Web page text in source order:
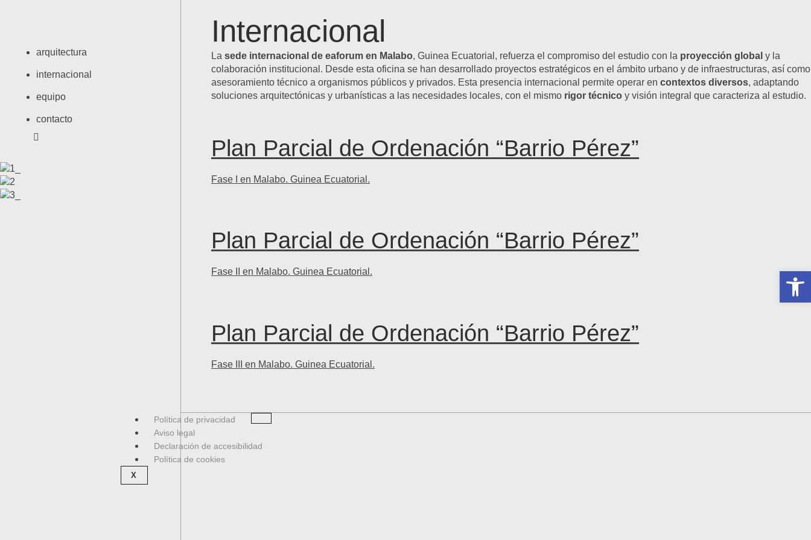
arquitectura
internacional
equipo
contacto
Internacional
La sede internacional de eaforum en Malabo, Guinea Ecuatorial, refuerza el compromiso del estudio con la proyección global y la
colaboración institucional. Desde esta oficina se han desarrollado proyectos estratégicos en el ámbito urbano y de infraestructuras, así como
asesoramiento técnico a organismos públicos y privados. Esta presencia internacional permite operar en contextos diversos, adaptando
soluciones arquitectónicas y urbanísticas a las necesidades locales, con el mismo rigor técnico y visión integral que caracteriza al estudio.
Plan Parcial de Ordenación “Barrio Pérez”
Fase I en Malabo. Guinea Ecuatorial.
Plan Parcial de Ordenación “Barrio Pérez”
Fase II en Malabo. Guinea Ecuatorial.
Plan Parcial de Ordenación “Barrio Pérez”
Fase III en Malabo. Guinea Ecuatorial.
Política de privacidad
Aviso legal
Declaración de accesibilidad
Política de cookies
X
Abrir